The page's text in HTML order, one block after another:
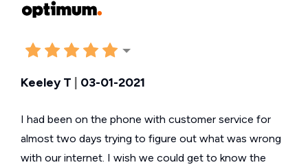
Keeley T 03-01-2021
I had been on the phone with customer service for
almost two days trying to figure out what was wrong
with our internet. I wish we could get to know the